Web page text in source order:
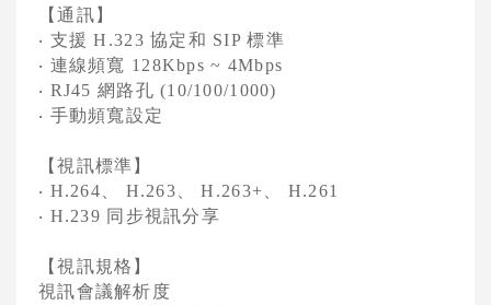
AVer VC系列
AVer 視訊會議軟體
【通訊】
‧ 支援 H.323協定和 SIP標準
‧ 連線頻寬 128Kbps ~ 4Mbps
‧ RJ45 網路孔 (10/100/1000)
‧ 手動頻寬設定
【視訊標準】
‧ H.264、 H.263、 H.263+、
H.261
‧ H.239 同步視訊分享
【視訊規格】
視訊會議解析度